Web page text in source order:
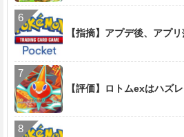
【指摘】アプデ後、アプ
【評価】ロトムexはハズ